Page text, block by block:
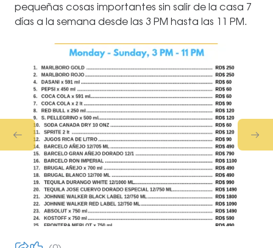
pequeñas cosas importantes sin salir de la casa 7
días a la semana desde las 3 PM hasta las 11 PM.